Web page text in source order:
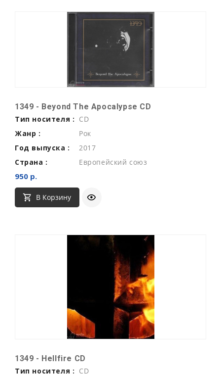
1349 - Beyond The Apocalypse CD
Тип носителя : CD
Жанр :
Рок
Год выпуска :
2017
Страна :
Европейский союз
950 р.
В Корзину
1349 - Hellfire CD
Тип носителя : CD